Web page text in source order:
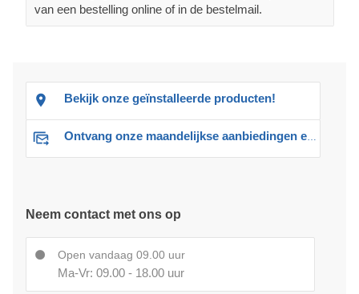
van een bestelling online of in de bestelmail.
Bekijk onze geïnstalleerde producten!
Ontvang onze maandelijkse aanbiedingen en advies
Neem contact met ons op
Open vandaag 09.00 uur
Ma-Vr: 09.00 - 18.00 uur